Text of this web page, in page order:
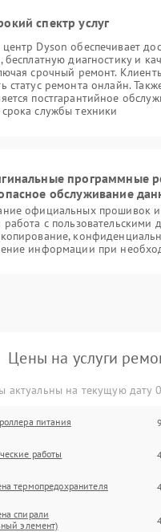
спектр услуг
Dyson обеспечивает
диагностику и
срочный ремонт.
статус ремонта онлайн.
постгарантийное
службы техники
программные
обслуживание
официальных прошивок
работа с пользовательскими
информации при
Цены на услуги
актуальны на текущую дату
питания
работы
термопредохранителя
спирали
элемент)